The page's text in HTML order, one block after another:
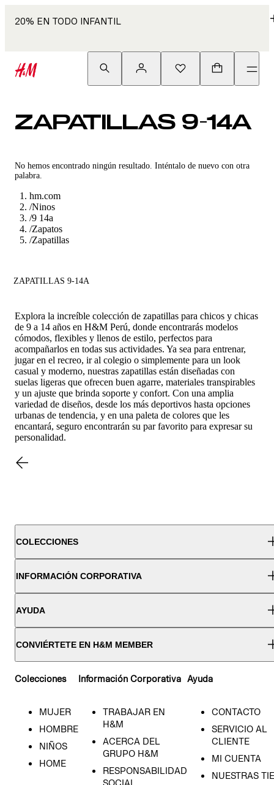
20% EN TODO INFANTIL
ZAPATILLAS 9-14A
No hemos encontrado ningún resultado. Inténtalo de nuevo con otra
palabra.
hm.com
/Ninos
/9 14a
/Zapatos
/Zapatillas
ZAPATILLAS 9-14A
Explora la increíble colección de zapatillas para chicos y chicas
de 9 a 14 años en H&M Perú, donde encontrarás modelos
cómodos, flexibles y llenos de estilo, perfectos para
acompañarlos en todas sus actividades. Ya sea para entrenar,
jugar en el recreo, ir al colegio o simplemente para un look
casual y moderno, nuestras zapatillas están diseñadas con
suelas ligeras que ofrecen buen agarre, materiales transpirables
y un ajuste que brinda soporte y confort. Con una amplia
variedad de diseños, desde los más deportivos hasta opciones
urbanas de tendencia, y en una paleta de colores que les
encantará, seguro encontrarán su par favorito para expresar su
personalidad.
COLECCIONES
INFORMACIÓN CORPORATIVA
AYUDA
CONVIÉRTETE EN H&M MEMBER
Colecciones
MUJER
HOMBRE
NIÑOS
HOME
Información Corporativa
TRABAJAR EN
H&M
ACERCA DEL
GRUPO H&M
RESPONSABILIDAD
Ayuda
CONTACTO
SERVICIO AL
CLIENTE
MI CUENTA
NUESTRAS